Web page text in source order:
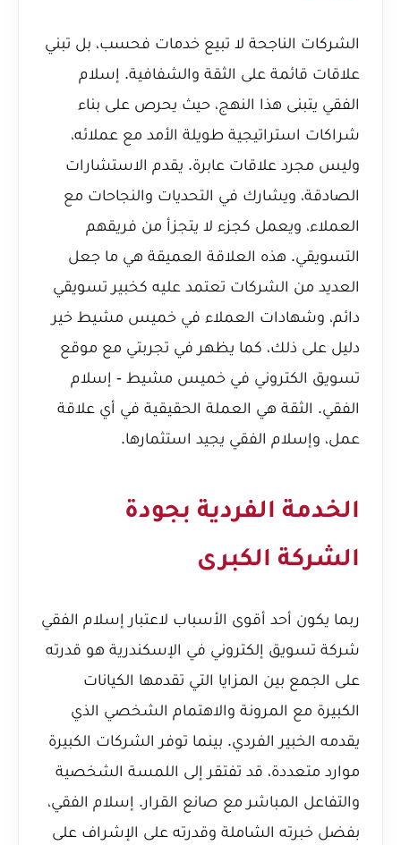
الشركات الناجحة لا تبيع خدمات فحسب، بل تبني
علاقات قائمة على الثقة والشفافية. إسلام
الفقي يتبنى هذا النهج، حيث يحرص على بناء
شراكات استراتيجية طويلة الأمد مع عملائه،
وليس مجرد علاقات عابرة. يقدم الاستشارات
الصادقة، ويشارك في التحديات والنجاحات مع
العملاء، ويعمل كجزء لا يتجزأ من فريقهم
التسويقي. هذه العلاقة العميقة هي ما جعل
العديد من الشركات تعتمد عليه كخبير تسويقي
دائم، وشهادات العملاء في خميس مشيط خير
دليل على ذلك، كما يظهر في تجربتي مع موقع
تسويق الكتروني في خميس مشيط - إسلام
الفقي. الثقة هي العملة الحقيقية في أي علاقة
عمل، وإسلام الفقي يجيد استثمارها.
الخدمة الفردية بجودة
الشركة الكبرى
ربما يكون أحد أقوى الأسباب لاعتبار إسلام الفقي
شركة تسويق إلكتروني في الإسكندرية هو قدرته
على الجمع بين المزايا التي تقدمها الكيانات
الكبيرة مع المرونة والاهتمام الشخصي الذي
يقدمه الخبير الفردي. بينما توفر الشركات الكبيرة
موارد متعددة، قد تفتقر إلى اللمسة الشخصية
والتفاعل المباشر مع صانع القرار. إسلام الفقي،
بفضل خبرته الشاملة وقدرته على الإشراف على